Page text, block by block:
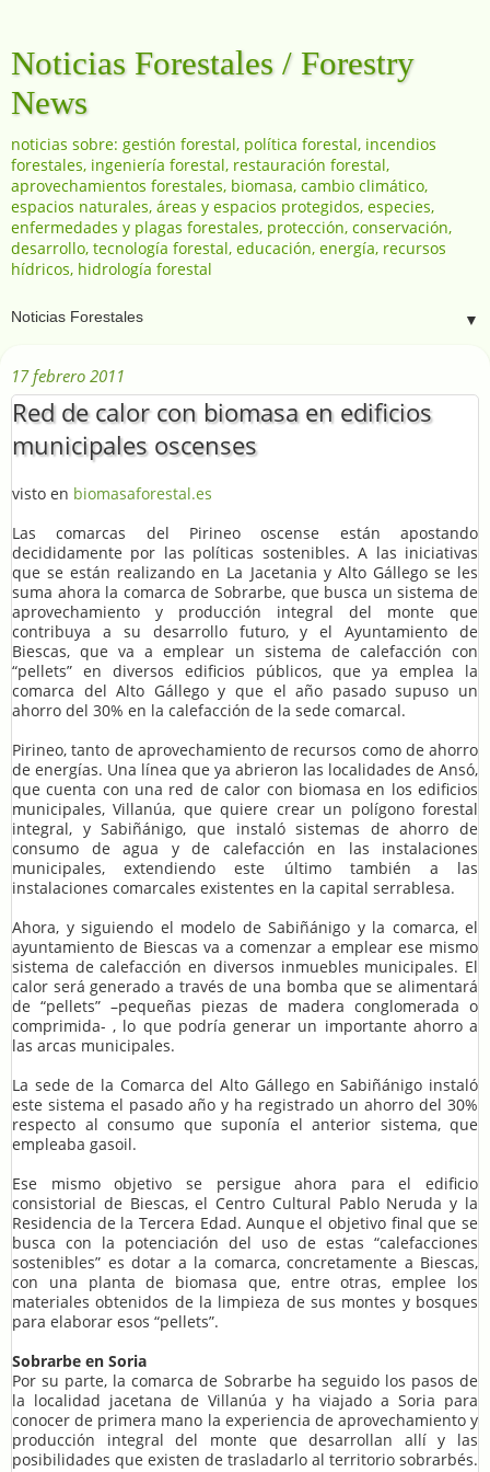
Noticias Forestales / Forestry
News
noticias sobre: gestión forestal, política forestal, incendios
forestales, ingeniería forestal, restauración forestal,
aprovechamientos forestales, biomasa, cambio climático,
espacios naturales, áreas y espacios protegidos, especies,
enfermedades y plagas forestales, protección, conservación,
desarrollo, tecnología forestal, educación, energía, recursos
hídricos, hidrología forestal
▼
17 febrero 2011
Red de calor con biomasa en edificios
municipales oscenses
visto en biomasaforestal.es
Las comarcas del Pirineo oscense están apostando
decididamente por las políticas sostenibles. A las iniciativas
que se están realizando en La Jacetania y Alto Gállego se les
suma ahora la comarca de Sobrarbe, que busca un sistema de
aprovechamiento y producción integral del monte que
contribuya a su desarrollo futuro, y el Ayuntamiento de
Biescas, que va a emplear un sistema de calefacción con
“pellets” en diversos edificios públicos, que ya emplea la
comarca del Alto Gállego y que el año pasado supuso un
ahorro del 30% en la calefacción de la sede comarcal.
Pirineo, tanto de aprovechamiento de recursos como de ahorro
de energías. Una línea que ya abrieron las localidades de Ansó,
que cuenta con una red de calor con biomasa en los edificios
municipales, Villanúa, que quiere crear un polígono forestal
integral, y Sabiñánigo, que instaló sistemas de ahorro de
consumo de agua y de calefacción en las instalaciones
municipales, extendiendo este último también a las
instalaciones comarcales existentes en la capital serrablesa.
Ahora, y siguiendo el modelo de Sabiñánigo y la comarca, el
ayuntamiento de Biescas va a comenzar a emplear ese mismo
sistema de calefacción en diversos inmuebles municipales. El
calor será generado a través de una bomba que se alimentará
de “pellets” –pequeñas piezas de madera conglomerada o
comprimida- , lo que podría generar un importante ahorro a
las arcas municipales.
La sede de la Comarca del Alto Gállego en Sabiñánigo instaló
este sistema el pasado año y ha registrado un ahorro del 30%
respecto al consumo que suponía el anterior sistema, que
empleaba gasoil.
Ese mismo objetivo se persigue ahora para el edificio
consistorial de Biescas, el Centro Cultural Pablo Neruda y la
Residencia de la Tercera Edad. Aunque el objetivo final que se
busca con la potenciación del uso de estas “calefacciones
sostenibles” es dotar a la comarca, concretamente a Biescas,
con una planta de biomasa que, entre otras, emplee los
materiales obtenidos de la limpieza de sus montes y bosques
para elaborar esos “pellets”.
Sobrarbe en Soria
Por su parte, la comarca de Sobrarbe ha seguido los pasos de
la localidad jacetana de Villanúa y ha viajado a Soria para
conocer de primera mano la experiencia de aprovechamiento y
producción integral del monte que desarrollan allí y las
posibilidades que existen de trasladarlo al territorio sobrarbés.